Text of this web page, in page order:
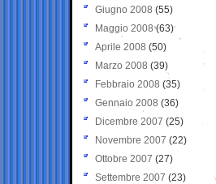
Giugno 2008 (55)
Maggio 2008(63)
Aprile 2008 (50)
Marzo 2008 (39)
Febbraio 2008 (35)
Gennaio 2008 (36)
Dicembre 2007 (25)
Novembre 2007 (22)
Ottobre 2007 (27)
Settembre 2007 (23)